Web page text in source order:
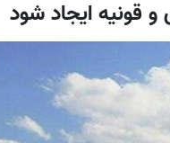
قونیه ایجاد شود